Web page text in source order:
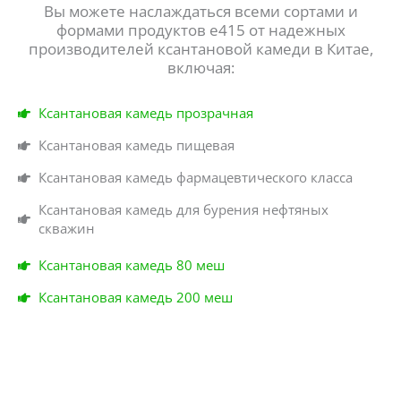
Вы можете наслаждаться всеми сортами и
формами продуктов e415 от надежных
производителей ксантановой камеди в Китае,
включая:
Ксантановая камедь прозрачная
Ксантановая камедь пищевая
Ксантановая камедь фармацевтического класса
Ксантановая камедь для бурения нефтяных
скважин
Ксантановая камедь 80 меш
Ксантановая камедь 200 меш